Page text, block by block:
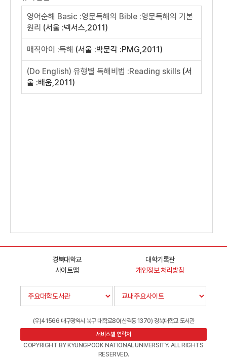
경북대학교
대학기록관
사이트맵
개인정보 처리방침
(우)41566 대구광역시 북구 대학로80(산격동 1370) 경북대학교 도서관
서비스별 연락처
COPYRIGHT BY KYUNGPOOK NATIONAL UNIVERSITY. ALL RIGHTS
RESERVED.